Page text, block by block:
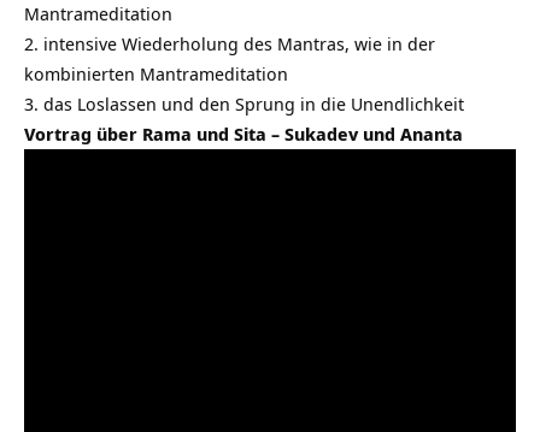
Mantrameditation
2. intensive Wiederholung des Mantras, wie in der
kombinierten Mantrameditation
3. das Loslassen und den Sprung in die Unendlichkeit
Vortrag über Rama und Sita – Sukadev und Ananta